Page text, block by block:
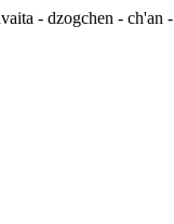
- dzogchen - ch'an